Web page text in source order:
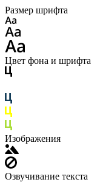
Размер шрифта
Цвет фона и шрифта
Изображения
Озвучивание текста